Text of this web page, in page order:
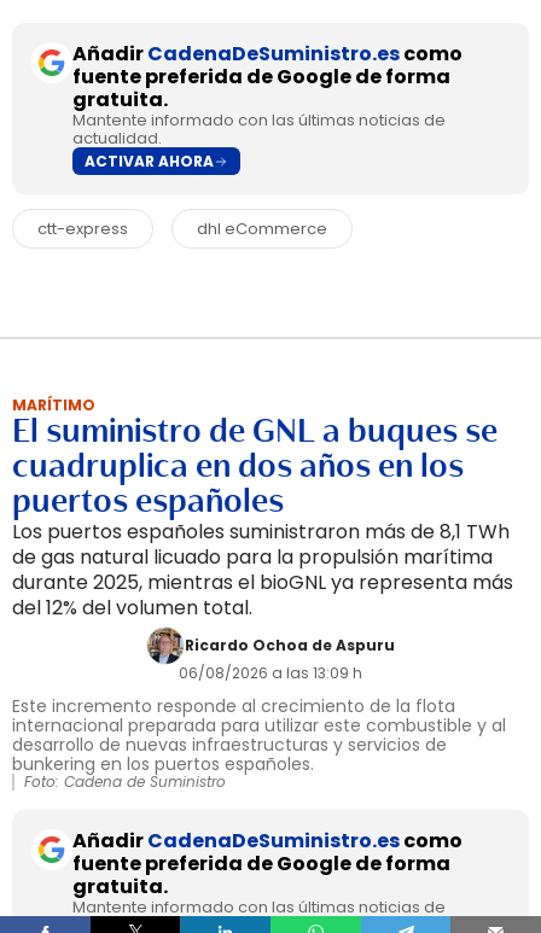
AñadirCadenaDeSuministro.escomo
fuente preferida de Google de forma
gratuita.
Mantente informado con las últimas noticias de
actualidad.
ACTIVAR AHORA
ctt-express dhl eCommerce
MARÍTIMO
El suministro de GNL a buques se
cuadruplica en dos años en los
puertos españoles
Los puertos españoles suministraron más de 8,1 TWh
de gas natural licuado para la propulsión marítima
durante 2025, mientras el bioGNL ya representa más
del 12% del volumen total.
Ricardo Ochoa de Aspuru
06/08/2026 a las 13:09 h
Este incremento responde al crecimiento de la flota
internacional preparada para utilizar este combustible y al
desarrollo de nuevas infraestructuras y servicios de
bunkering en los puertos españoles.
Foto: Cadena de Suministro
AñadirCadenaDeSuministro.escomo
fuente preferida de Google de forma
gratuita.
Mantente informado con las últimas noticias de
actualidad.